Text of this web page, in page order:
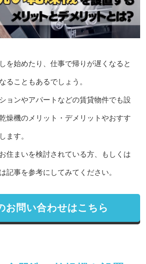
を始めたり、仕事で帰りが遅くなると
ることもあるでしょう。
ョンやアパートなどの賃貸物件でも設
燥機のメリット・デメリットやおすす
ます。
住まいを検討されている方、もしくは
記事を参考にしてみてください。
お問い合わせはこちら